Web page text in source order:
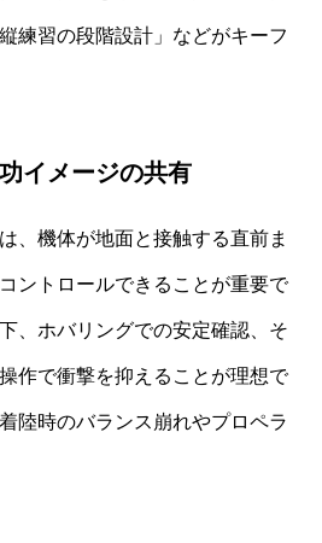
練習の段階設計」などがキーフ
イメージの共有
、機体が地面と接触する直前ま
ントロールできることが重要で
、ホバリングでの安定確認、そ
作で衝撃を抑えることが理想で
陸時のバランス崩れやプロペラ